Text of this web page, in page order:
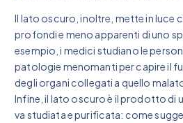
Il lato oscuro, inoltre, mette in luce
profondi e meno apparenti di uno
esempio, i medici studiano le
patologie menomanti per capire il
degli organi collegati a quello
Infine, il lato oscuro è il prodotto di
va studiata e purificata: come